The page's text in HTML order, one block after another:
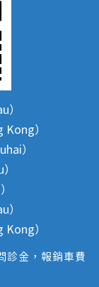
）
）
）
）
）
診金，報銷車費